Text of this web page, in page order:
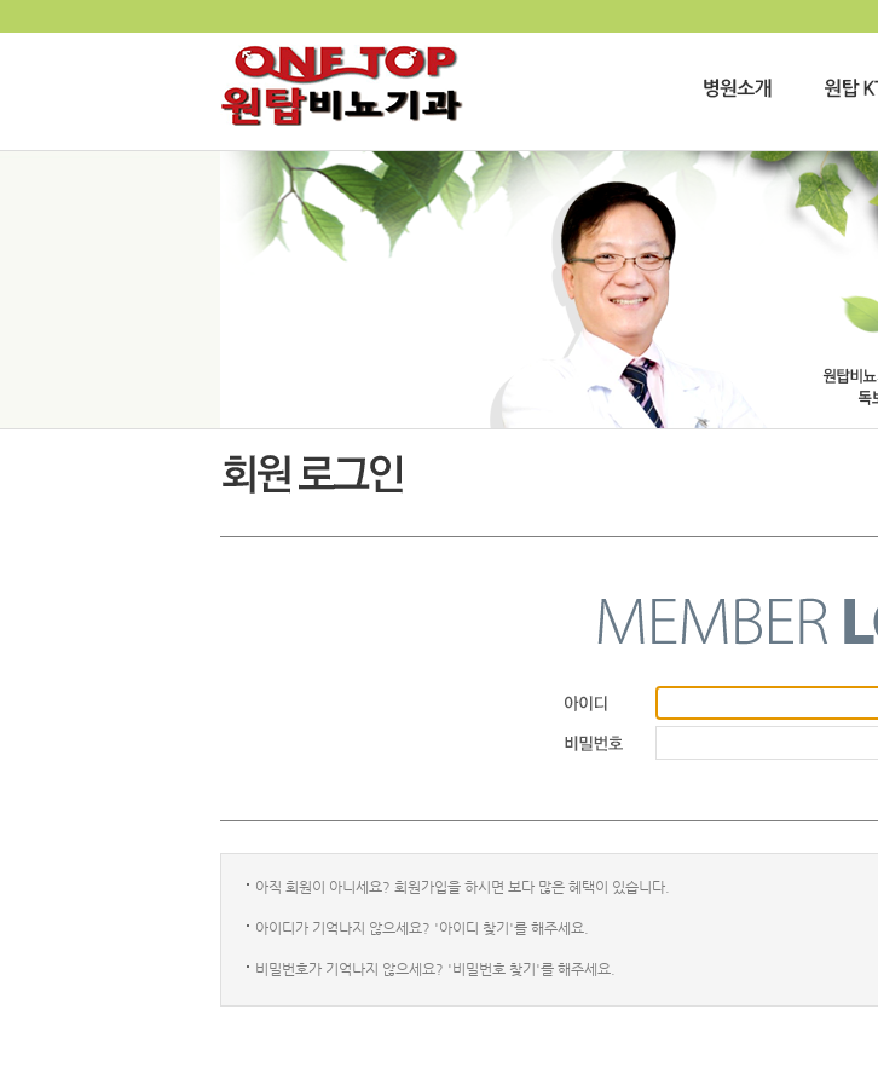
아직 회원이 아니세요? 회원가입을 하시면 보다 많은 혜택이 있습니다.
아이디가 기억나지 않으세요? '아이디 찾기'를 해주세요.
비밀번호가 기억나지 않으세요? '비밀번호 찾기'를 해주세요.